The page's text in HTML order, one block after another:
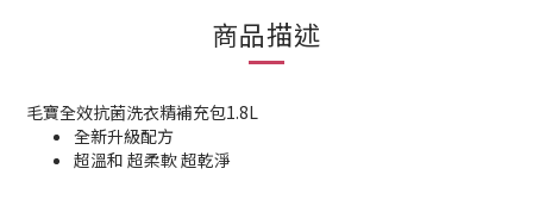
商品描述
毛寶全效抗菌洗衣精補充包1.8L
全新升級配方
超溫和 超柔軟 超乾淨